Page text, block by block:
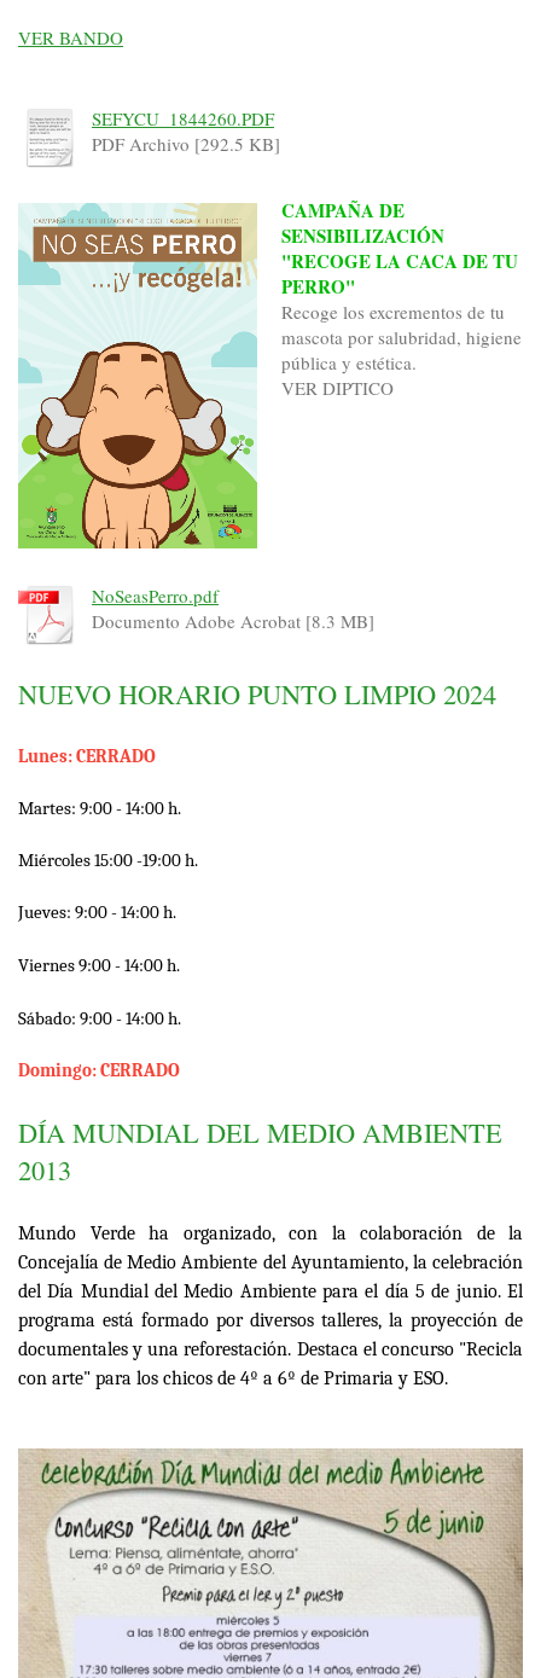
VER BANDO
SEFYCU_1844260.PDF
PDF Archivo [292.5 KB]
CAMPAÑA DE
SENSIBILIZACIÓN
"RECOGE LA CACA DE TU
PERRO"
Recoge los excrementos de tu
mascota por salubridad, higiene
pública y estética.
VER DIPTICO
NoSeasPerro.pdf
Documento Adobe Acrobat [8.3 MB]
NUEVO HORARIO PUNTO LIMPIO 2024
Lunes: CERRADO
Martes: 9:00 - 14:00 h.
Miércoles 15:00 -19:00 h.
Jueves: 9:00 - 14:00 h.
Viernes 9:00 - 14:00 h.
Sábado: 9:00 - 14:00 h.
Domingo: CERRADO
DÍA MUNDIAL DEL MEDIO AMBIENTE
2013
Mundo Verde ha organizado, con la colaboración de la
Concejalía de Medio Ambiente del Ayuntamiento, la celebración
del Día Mundial del Medio Ambiente para el día 5 de junio. El
programa está formado por diversos talleres, la proyección de
documentales y una reforestación. Destaca el concurso "Recicla
con arte" para los chicos de 4º a 6º de Primaria y ESO.